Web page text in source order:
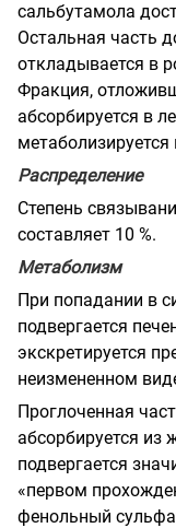
сальбутамола
Остальная часть
откладывается в
Фракция,
абсорбируется в
метаболизируется
Распределение
Степень
составляет 10 %.
Метаболизм
При попадании в
подвергается
экскретируется
неизмененном
Проглоченная
абсорбируется из
подвергается
«первом
фенольный